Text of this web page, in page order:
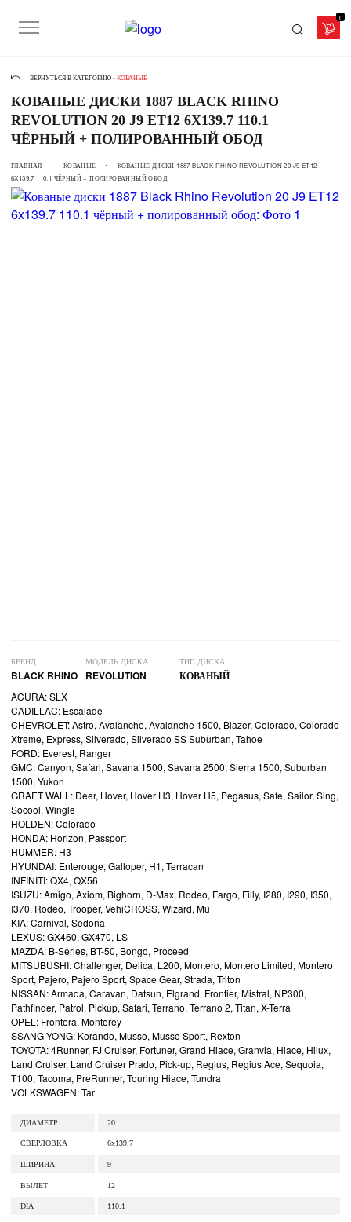
0
ВЕРНУТЬСЯ В КАТЕГОРИЮ - КОВАНЫЕ
КОВАНЫЕ ДИСКИ 1887 BLACK RHINO
REVOLUTION 20 J9 ET12 6X139.7 110.1
ЧЁРНЫЙ + ПОЛИРОВАННЫЙ ОБОД
ГЛАВНАЯ КОВАНЫЕ
КОВАНЫЕ ДИСКИ 1887 BLACK RHINO REVOLUTION 20 J9 ET12
6X139.7 110.1 ЧЁРНЫЙ + ПОЛИРОВАННЫЙ ОБОД
БРЕНД
BLACK RHINO
МОДЕЛЬ ДИСКА
REVOLUTION
ТИП ДИСКА
КОВАНЫЙ
ACURA: SLX
CADILLAC: Escalade
CHEVROLET: Astro, Avalanche, Avalanche 1500, Blazer, Colorado, Colorado
Xtreme, Express, Silverado, Silverado SS Suburban, Tahoe
FORD: Everest, Ranger
GMC: Canyon, Safari, Savana 1500, Savana 2500, Sierra 1500, Suburban
1500, Yukon
GRAET WALL: Deer, Hover, Hover H3, Hover H5, Pegasus, Safe, Sailor, Sing,
Socool, Wingle
HOLDEN: Colorado
HONDA: Horizon, Passport
HUMMER: H3
HYUNDAI: Enterouge, Galloper, H1, Terracan
INFINITI: QX4, QX56
ISUZU: Amigo, Axiom, Bighorn, D-Max, Rodeo, Fargo, Filly, I280, I290, I350,
I370, Rodeo, Trooper, VehiCROSS, Wizard, Μu
KIA: Carnival, Sedona
LEXUS: GX460, GX470, LS
MAZDA: B-Series, BT-50, Bongo, Proceed
MITSUBUSHI: Challenger, Delica, L200, Montero, Montero Limited, Montero
Sport, Pajero, Pajero Sport, Space Gear, Strada, Triton
NISSAN: Armada, Caravan, Datsun, Elgrand, Frontier, Mistral, NP300,
Pathfinder, Patrol, Pickup, Safari, Terrano, Terrano 2, Titan, X-Terra
OPEL: Frontera, Monterey
SSANG YONG: Korando, Musso, Musso Sport, Rexton
TOYOTA: 4Runner, FJ Cruiser, Fortuner, Grand Hiace, Granvia, Hiace, Hilux,
Land Cruiser, Land Cruiser Prado, Pick-up, Regius, Regius Ace, Sequoia,
T100, Tacoma, PreRunner, Touring Hiace, Tundra
VOLKSWAGEN: Tar
ДИАМЕТР 20
СВЕРЛОВКА 6x139.7
ШИРИНА 9
ВЫЛЕТ 12
DIA 110.1